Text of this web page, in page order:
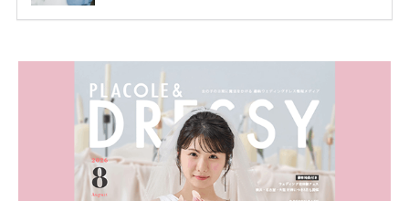
ため、比較せずに選ぶと損をしてしまうことも……。
内容：特典金額・条件・応募方法・注意点 「どこが
一番お得？」「プラコレの特典は？」といった疑問も
解決します。 まずは診断で候補を絞れる「ウェディ
ング診断」か、体験型 […]
続きを読む